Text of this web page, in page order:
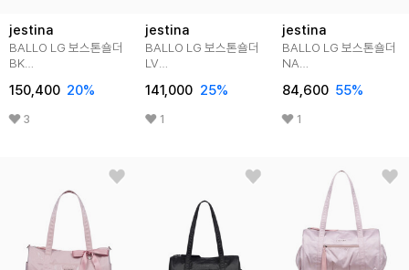
jestina
BALLO LG 보스톤숄더
BK
150,400 20%
3
jestina
BALLO LG 보스톤숄더
LV
141,000 25%
1
jestina
BALLO LG 보스톤숄더
NA
84,600 55%
1